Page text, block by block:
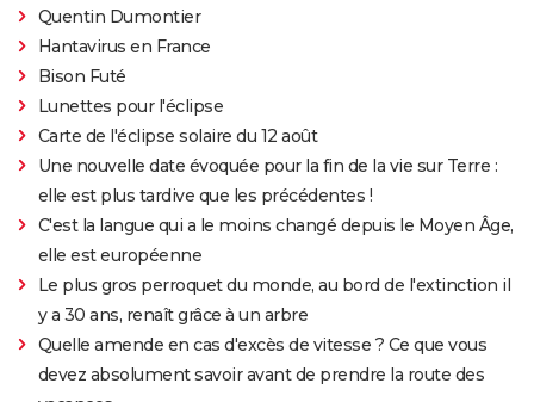
Quentin Dumontier
Hantavirus en France
Bison Futé
Lunettes pour l'éclipse
Carte de l'éclipse solaire du 12 août
Une nouvelle date évoquée pour la fin de la vie sur Terre :
elle est plus tardive que les précédentes !
C'est la langue qui a le moins changé depuis le Moyen Âge,
elle est européenne
Le plus gros perroquet du monde, au bord de l'extinction il
y a 30 ans, renaît grâce à un arbre
Quelle amende en cas d'excès de vitesse ? Ce que vous
devez absolument savoir avant de prendre la route des